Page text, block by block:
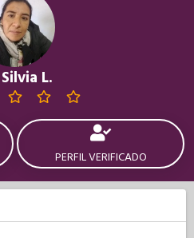
Silvia L.
PERFIL VERIFICADO